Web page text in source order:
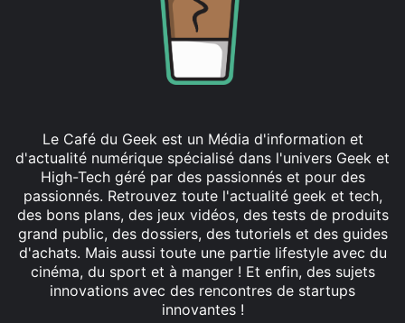
Le Café du Geek est un Média d'information et
d'actualité numérique spécialisé dans l'univers Geek et
High-Tech géré par des passionnés et pour des
passionnés. Retrouvez toute l'actualité geek et tech,
des bons plans, des jeux vidéos, des tests de produits
grand public, des dossiers, des tutoriels et des guides
d'achats. Mais aussi toute une partie lifestyle avec du
cinéma, du sport et à manger ! Et enfin, des sujets
innovations avec des rencontres de startups
innovantes !